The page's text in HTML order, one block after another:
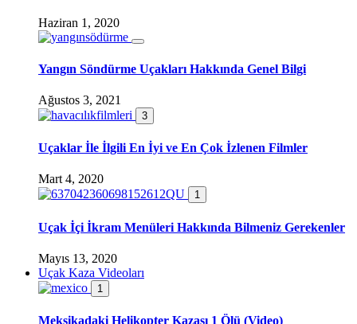
Haziran 1, 2020
Yangın Söndürme Uçakları Hakkında Genel Bilgi
Ağustos 3, 2021
3
Uçaklar İle İlgili En İyi ve En Çok İzlenen Filmler
Mart 4, 2020
1
Uçak İçi İkram Menüleri Hakkında Bilmeniz Gerekenler
Mayıs 13, 2020
Uçak Kaza Videoları
1
Meksikadaki Helikopter Kazası 1 Ölü (Video)